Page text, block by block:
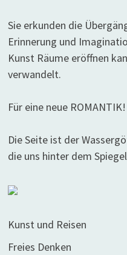
Sie erkunden die
Erinnerung und
Kunst Räume eröffnen
verwandelt.
Für eine neue ROMANTIK!
Die Seite ist der
die uns hinter dem
Kunst und Reisen
Freies Denken